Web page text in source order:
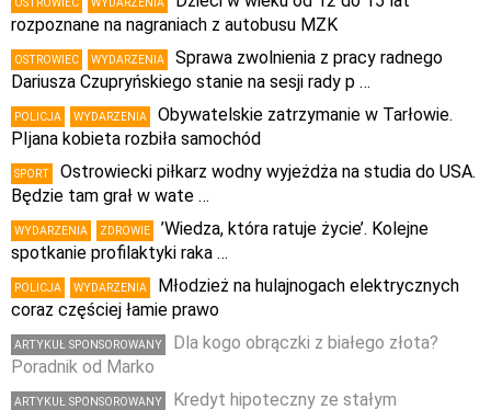
OSTROWIEC WYDARZENIA
rozpoznane na nagraniach z autobusu MZK
OSTROWIEC WYDARZENIA
Sprawa zwolnienia z pracy radnego
Dariusza Czupryńskiego stanie na sesji rady p …
POLICJA WYDARZENIA
Obywatelskie zatrzymanie w Tarłowie.
PIjana kobieta rozbiła samochód
SPORT
Ostrowiecki piłkarz wodny wyjeżdża na studia do USA.
Będzie tam grał w wate …
WYDARZENIA ZDROWIE
’Wiedza, która ratuje życie’. Kolejne
spotkanie profilaktyki raka …
POLICJA WYDARZENIA
Młodzież na hulajnogach elektrycznych
coraz częściej łamie prawo
ARTYKUŁ SPONSOROWANY
Dla kogo obrączki z białego złota?
Poradnik od Marko
ARTYKUŁ SPONSOROWANY
Kredyt hipoteczny ze stałym